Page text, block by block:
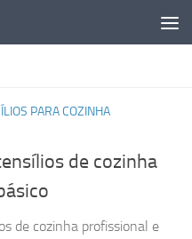
PARA COZINHA
de cozinha
de cozinha profissional e